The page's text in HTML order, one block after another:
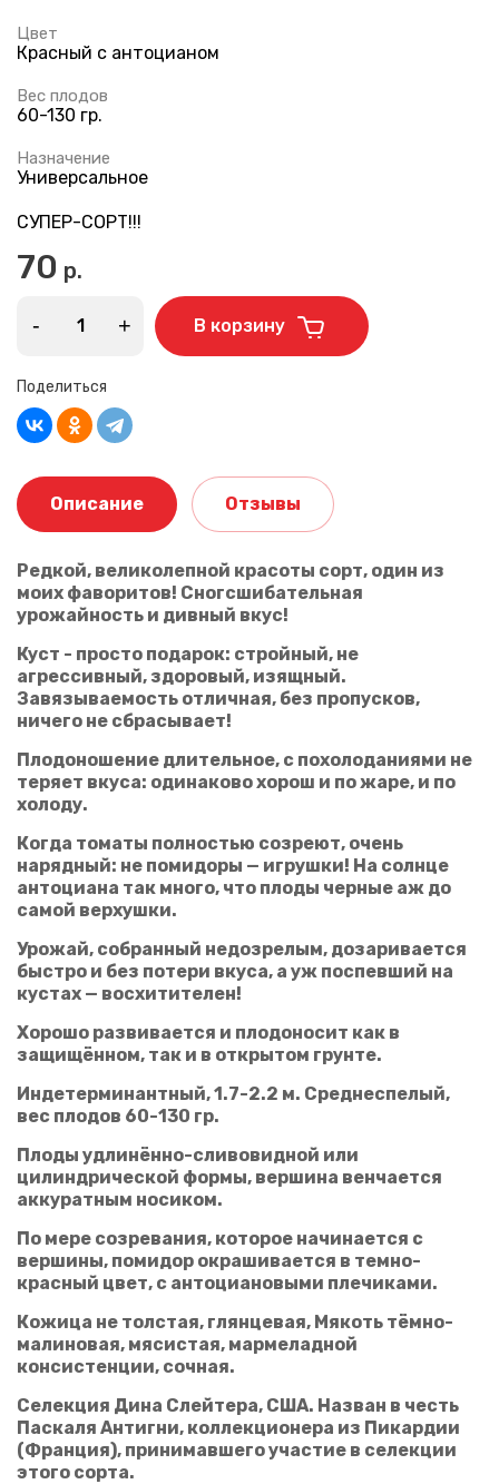
Цвет
Красный с антоцианом
Вес плодов
60-130 гр.
Назначение
Универсальное
СУПЕР-СОРТ!!!
70 р.
- + В корзину
Поделиться
Описание Отзывы
Редкой, великолепной красоты сорт, один из
моих фаворитов! Сногсшибательная
урожайность и дивный вкус!
Куст - просто подарок: стройный, не
агрессивный, здоровый, изящный.
Завязываемость отличная, без пропусков,
ничего не сбрасывает!
Плодоношение длительное, с похолоданиями не
теряет вкуса: одинаково хорош и по жаре, и по
холоду.
Когда томаты полностью созреют, очень
нарядный: не помидоры — игрушки! На солнце
антоциана так много, что плоды черные аж до
самой верхушки.
Урожай, собранный недозрелым, дозаривается
быстро и без потери вкуса, а уж поспевший на
кустах — восхитителен!
Хорошо развивается и плодоносит как в
защищённом, так и в открытом грунте.
Индетерминантный, 1.7-2.2 м. Среднеспелый,
вес плодов 60-130 гр.
Плоды удлинённо-сливовидной или
цилиндрической формы, вершина венчается
аккуратным носиком.
По мере созревания, которое начинается с
вершины, помидор окрашивается в темно-
красный цвет, с антоциановыми плечиками.
Кожица не толстая, глянцевая, Мякоть тёмно-
малиновая, мясистая, мармеладной
консистенции, сочная.
Селекция Дина Слейтера, США. Назван в честь
Паскаля Антигни, коллекционера из Пикардии
(Франция), принимавшего участие в селекции
этого сорта.
Ваш отзыв